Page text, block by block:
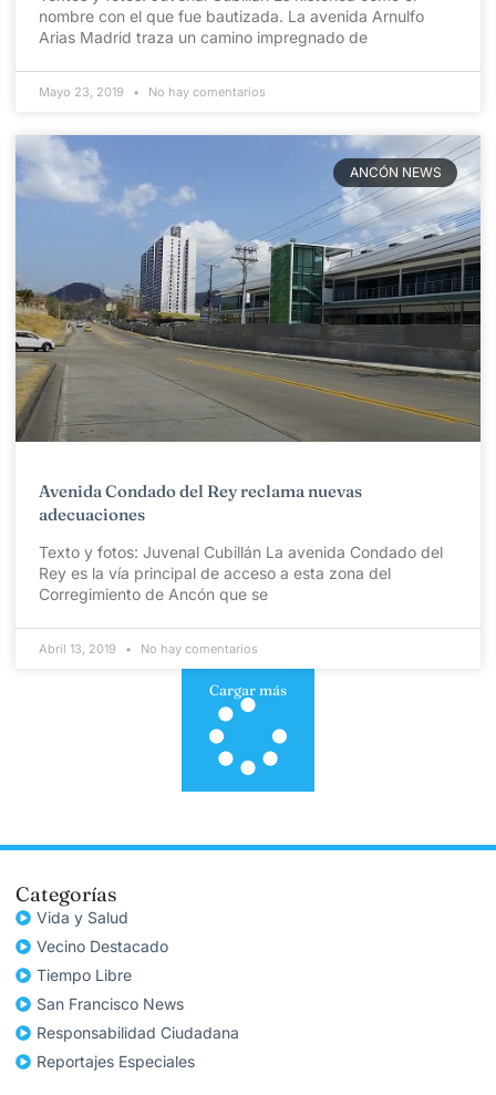
nombre con el que fue bautizada. La avenida Arnulfo
Arias Madrid traza un camino impregnado de
Mayo 23, 2019 No hay comentarios
ANCÓN NEWS
Avenida Condado del Rey reclama nuevas
adecuaciones
Texto y fotos: Juvenal Cubillán La avenida Condado del
Rey es la vía principal de acceso a esta zona del
Corregimiento de Ancón que se
Abril 13, 2019 No hay comentarios
Cargar más
Categorías
Vida y Salud
Vecino Destacado
Tiempo Libre
San Francisco News
Responsabilidad Ciudadana
Reportajes Especiales